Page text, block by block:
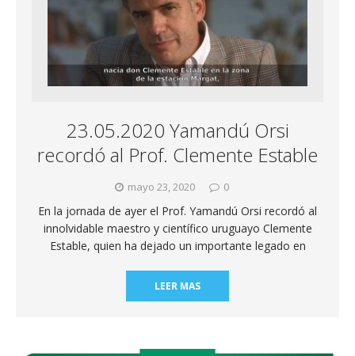
23.05.2020 Yamandú Orsi
recordó al Prof. Clemente Estable
mayo 23, 2020 0
En la jornada de ayer el Prof. Yamandú Orsi recordó al
innolvidable maestro y científico uruguayo Clemente
Estable, quien ha dejado un importante legado en
LEER MAS